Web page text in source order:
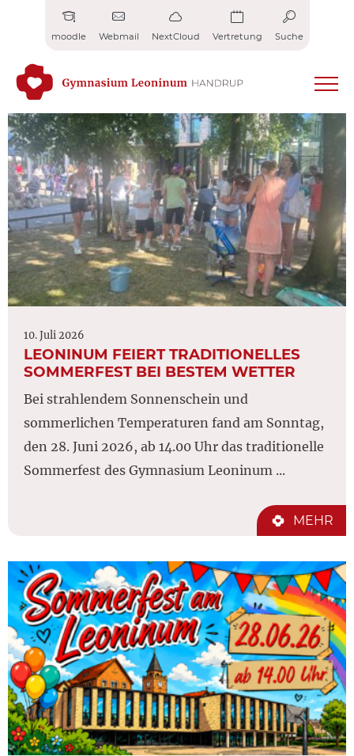
moodle Webmail NextCloud Vertretung Suche
10. Juli 2026
LEONINUM FEIERT TRADITIONELLES
SOMMERFEST BEI BESTEM WETTER
Bei strahlendem Sonnenschein und
sommerlichen Temperaturen fand am Sonntag,
den 28. Juni 2026, ab 14.00 Uhr das traditionelle
Sommerfest des Gymnasium Leoninum ...
MEHR